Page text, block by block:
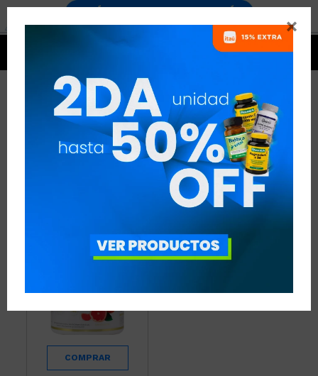

POLVO AGE BIOLOGIQUE
COLÁGENO Y ÁCIDO HIALURÓNICO
POLVO
RECOMENDADOS